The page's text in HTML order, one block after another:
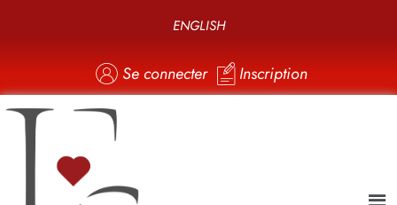
ENGLISH
Se connecter Inscription